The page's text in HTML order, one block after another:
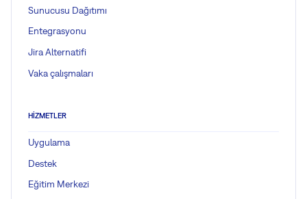
Sunucusu Dağıtımı
Entegrasyonu
Jira Alternatifi
Vaka çalışmaları
HIZMETLER
Uygulama
Destek
Eğitim Merkezi